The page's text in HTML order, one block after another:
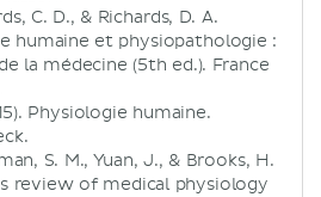
C. D., & Richards, D. A.
humaine et physiopathologie :
la médecine (5th ed.). France
Physiologie humaine.
S. M., Yuan, J., & Brooks, H.
review of medical physiology